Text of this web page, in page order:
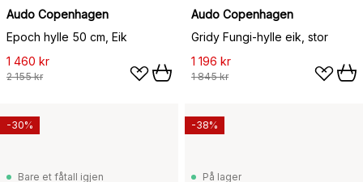
Audo Copenhagen
Epoch hylle 50 cm, Eik
1 460 kr
2 155 kr
Audo Copenhagen
Gridy Fungi-hylle eik, stor
1 196 kr
1 845 kr
Bare et fåtall igjen
-30%
På lager
-38%